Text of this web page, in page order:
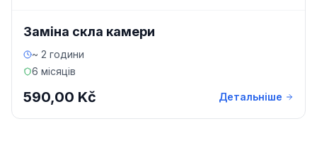
Заміна скла камери
~ 2 години
6 місяців
590,00 Kč Детальніше